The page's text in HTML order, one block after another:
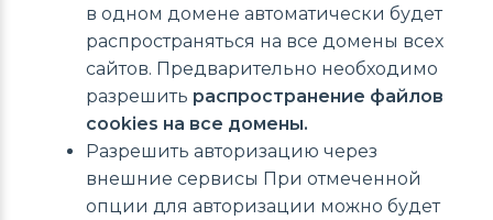
в одном домене автоматически будет
распространяться на все домены всех
сайтов. Предварительно необходимо
разрешить распространение файлов
cookies на все домены.
Разрешить авторизацию через
внешние сервисы При отмеченной
опции для авторизации можно будет